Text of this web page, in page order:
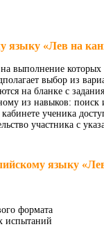
языку «Лев на
выполнение
выбор из
на бланке с
из навыков:
ученика
участника с
языку
формата
испытаний